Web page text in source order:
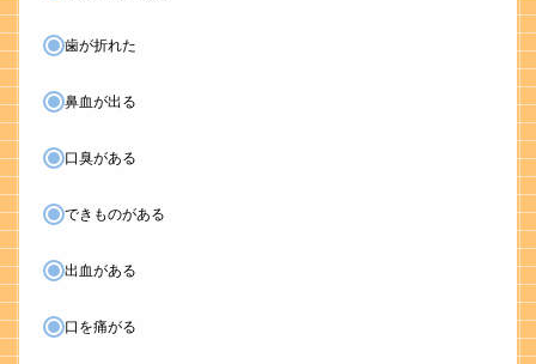
歯が折れた
鼻血が出る
口臭がある
できものがある
出血がある
口を痛がる